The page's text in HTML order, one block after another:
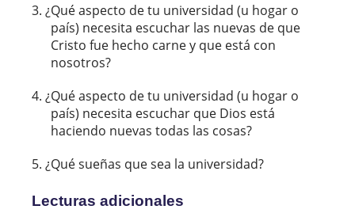
¿Qué aspecto de tu universidad (u hogar o
país) necesita escuchar las nuevas de que
Cristo fue hecho carne y que está con
nosotros?
¿Qué aspecto de tu universidad (u hogar o
país) necesita escuchar que Dios está
haciendo nuevas todas las cosas?
¿Qué sueñas que sea la universidad?
Lecturas adicionales